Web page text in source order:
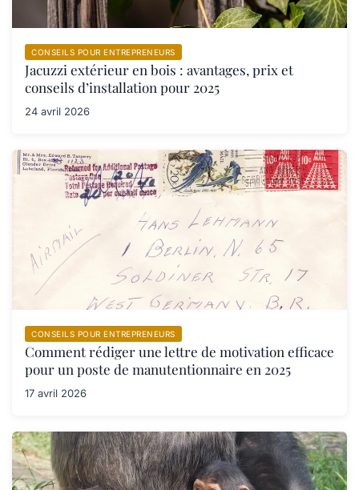
CONSEILS POUR ENTREPRENEURS
Jacuzzi extérieur en bois : avantages, prix et
conseils d’installation pour 2025
24 avril 2026
CONSEILS POUR ENTREPRENEURS
Comment rédiger une lettre de motivation efficace
pour un poste de manutentionnaire en 2025
17 avril 2026